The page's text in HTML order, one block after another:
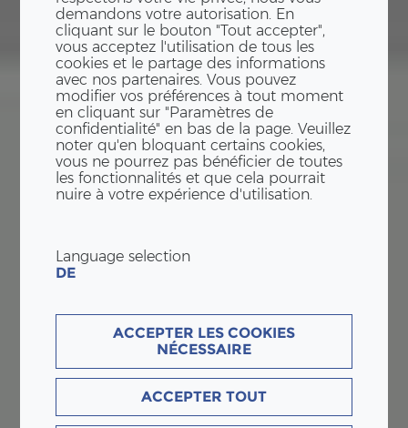
demandons votre autorisation. En
cliquant sur le bouton "Tout accepter",
vous acceptez l'utilisation de tous les
cookies et le partage des informations
avec nos partenaires. Vous pouvez
modifier vos préférences à tout moment
en cliquant sur "Paramètres de
confidentialité" en bas de la page. Veuillez
noter qu'en bloquant certains cookies,
vous ne pourrez pas bénéficier de toutes
les fonctionnalités et que cela pourrait
nuire à votre expérience d'utilisation.
Language selection
DE
ACCEPTER LES COOKIES
NÉCESSAIRE
ACCEPTER TOUT